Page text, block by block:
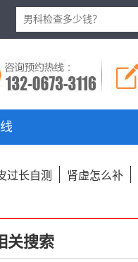
过长自测 肾虚怎么补
关搜索